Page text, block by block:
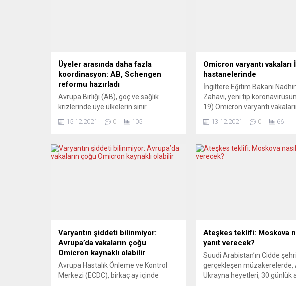
Üyeler arasında daha fazla
koordinasyon: AB, Schengen
reformu hazırladı
Avrupa Birliği (AB), göç ve sağlık
krizlerinde üye ülkelerin sınır
girmesini sağlayacak ve Schengen
teklifi hazırladı. AB Komisyonu
Başkan Yardımcısı Margaritis Schinas
15.12.2021 0 105
Omicron varyantı vakaları
hastanelerinde
İngiltere Eğitim Bakanı
Zahavi, yeni tip
19) Omicron varyantı
bildirdi. Eylüldeki kabine
Sorumlu Devlet Bakanı olarak
yapan Zahawi, Omicron
13.12.2021 0 66
Varyantın şiddeti bilinmiyor:
Avrupa’da vakaların çoğu
Omicron kaynaklı olabilir
Avrupa Hastalık Önleme ve Kontrol
Merkezi (ECDC), birkaç ay içinde
Ateşkes teklifi: Moskova
yanıt verecek?
Suudi Arabistan’ın Cidde
gerçekleşen müzakerelerde,
Ukrayna heyetleri, 30 günlük